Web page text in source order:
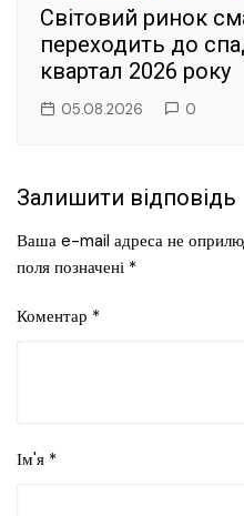
Світовий ринок
переходить до
квартал 2026 року
05.08.2026 0
Залишити відповідь
Ваша e-mail адреса не
поля позначені *
Коментар *
Ім'я *